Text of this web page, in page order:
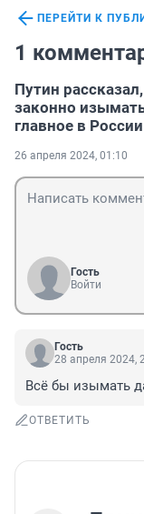
ПЕРЕЙТИ К
1
Путин
законно
главное в
26 апреля 2024, 01:10
Гость
Войти
Гость
28 апреля 2024,
Всё бы изымать
ОТВЕТИТЬ